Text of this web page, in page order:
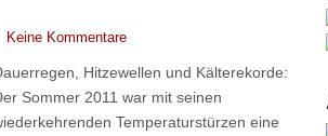
Keine Kommentare
Hitzewellen und Kälterekorde:
Sommer 2011 war mit seinen
Temperaturstürzen eine